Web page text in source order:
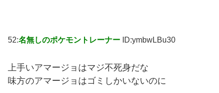
52:名無しのポケモントレーナー ID:ymbwLBu30
上手いアマージョはマジ不死身だな
味方のアマージョはゴミしかいないのに